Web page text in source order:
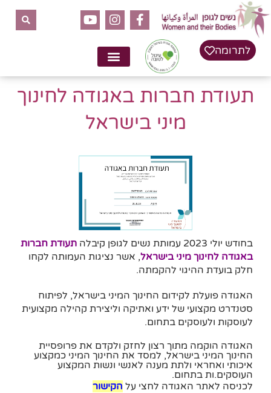
לתוכן
לתרומה
תעודת חברות באגודה לחינוך
מיני בישראל
בחודש יולי 2023 עמותת נשים לגופן קיבלה
תעודת חברות
באגודה לחינוך מיני בישראל, אשר נציגות העמותה לקחו
חלק בועדת ההיגוי להקמתה.
האגודה פועלת לקידום החינוך המיני בישראל, לפיתוח
סטנדרט מקצועי של ידע ואתיקה וליצירת קהילה מקצועית
לעוסקות ולעוסקים בתחום.
האגודה הוקמה מתוך רצון לחזק ולקדם את פרופסיית
החינוך המיני בישראל, למסד את החינוך המיני כמקצוע
איכותי ואחראי ולתת מענה לאנשי ונשות המקצוע
העוסקים.ות בתחום.
לכניסה לאתר האגודה לחצי על הקישור